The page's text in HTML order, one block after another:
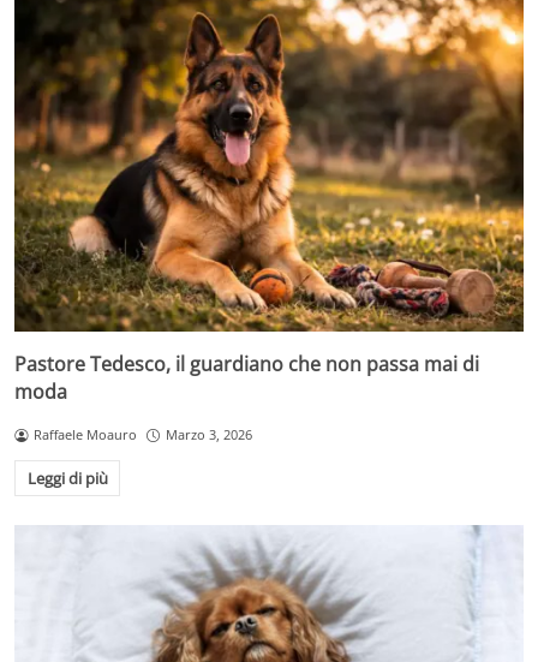
Pastore Tedesco, il guardiano che non passa mai di
moda
Raffaele Moauro Marzo 3, 2026
Leggi di più